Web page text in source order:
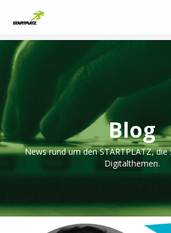
Blog
News rund um den STARTPLATZ, die
Digitalthemen.